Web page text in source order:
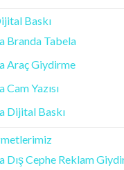
Baskı
Branda Tabela
Araç Giydirme
Cam Yazısı
Dijital Baskı
Dış Cephe Reklam